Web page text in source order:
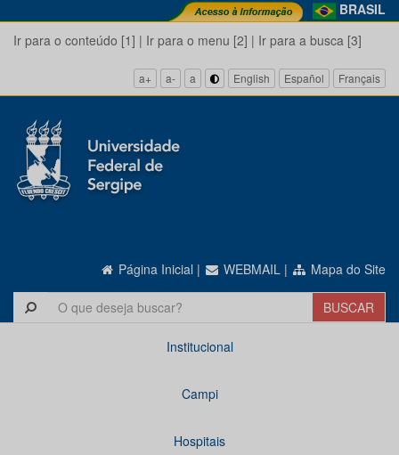
BRASIL
Ir para o conteúdo [1] | Ir para o menu [2] | Ir para a busca [3]
a+ a- a English Español Français
Página Inicial | WEBMAIL | Mapa do Site
Institucional
Campi
Hospitais